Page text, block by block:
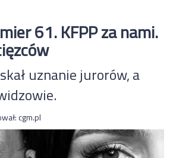
61. KFPP za nami.
uznanie jurorów, a
cgm.pl